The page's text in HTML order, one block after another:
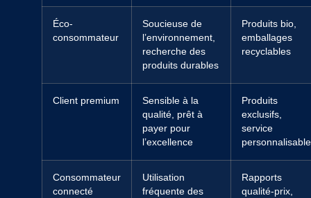
Éco-
consommateur
Soucieuse de
l’environnement,
recherche des
produits durables
Produits bio,
emballages
recyclables
Client premium
Sensible à la
qualité, prêt à
payer pour
l’excellence
Produits
exclusifs,
service
personnalisable
Consommateur
connecté
Utilisation
fréquente des
Rapports
qualité-prix,